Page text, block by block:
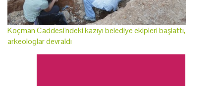
Koçman Caddesi'ndeki kazıyı belediye ekipleri başlattı,
arkeologlar devraldı